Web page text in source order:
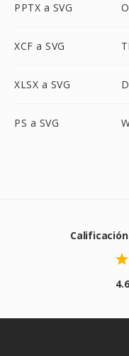
PPTX a SVG
XCF a SVG
XLSX a SVG
PS a SVG
Calificación
4.6